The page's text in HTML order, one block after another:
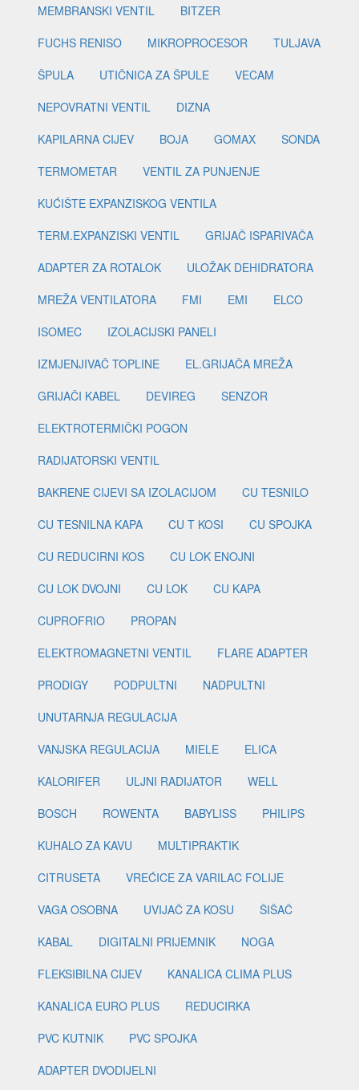
MEMBRANSKI VENTIL
BITZER
FUCHS RENISO
MIKROPROCESOR
TULJAVA
ŠPULA
UTIČNICA ZA ŠPULE
VECAM
NEPOVRATNI VENTIL
DIZNA
KAPILARNA CIJEV
BOJA GOMAX
SONDA
TERMOMETAR
VENTIL ZA PUNJENJE
KUĆIŠTE EXPANZISKOG VENTILA
TERM.EXPANZISKI VENTIL
GRIJAČ ISPARIVAČA
ADAPTER ZA ROTALOK
ULOŽAK DEHIDRATORA
MREŽA VENTILATORA
FMI EMI
ELCO
ISOMEC
IZOLACIJSKI PANELI
IZMJENJIVAČ TOPLINE
EL.GRIJAČA MREŽA
GRIJAČI KABEL
DEVIREG
SENZOR
ELEKTROTERMIČKI POGON
RADIJATORSKI VENTIL
BAKRENE CIJEVI SA IZOLACIJOM
CU TESNILO
CU TESNILNA KAPA
CU T KOSI
CU SPOJKA
CU REDUCIRNI KOS
CU LOK ENOJNI
CU LOK DVOJNI
CU LOK
CU KAPA
CUPROFRIO
PROPAN
ELEKTROMAGNETNI VENTIL
FLARE ADAPTER
PRODIGY
PODPULTNI
NADPULTNI
UNUTARNJA REGULACIJA
VANJSKA REGULACIJA
MIELE
ELICA
KALORIFER
ULJNI RADIJATOR
WELL
BOSCH
ROWENTA BABYLISS
PHILIPS
KUHALO ZA KAVU
MULTIPRAKTIK
CITRUSETA
VREĆICE ZA VARILAC FOLIJE
VAGA OSOBNA
UVIJAČ ZA KOSU
ŠIŠAČ
KABAL
DIGITALNI PRIJEMNIK
NOGA
FLEKSIBILNA CIJEV
KANALICA CLIMA PLUS
KANALICA EURO PLUS
REDUCIRKA
PVC KUTNIK
PVC SPOJKA
ADAPTER DVODIJELNI